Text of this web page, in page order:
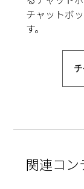
チャットボ
す。
関連コン